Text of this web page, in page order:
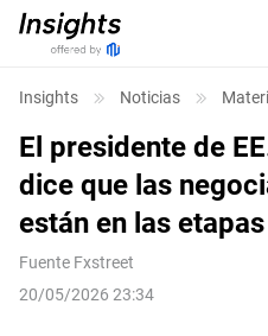
Insights Noticias
El presidente de
dice que las
están en las
Fuente Fxstreet
20/05/2026 23:34